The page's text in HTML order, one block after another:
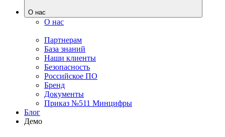
О нас
О нас
Партнерам
База знаний
Наши клиенты
Безопасность
Российское ПО
Бренд
Документы
Приказ №511 Минцифры
Блог
Демо